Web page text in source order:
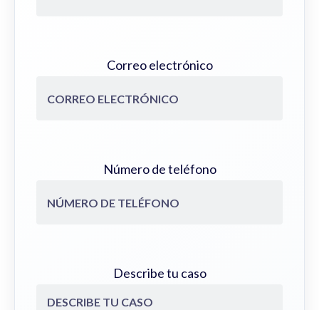
Correo electrónico
Número de teléfono
Describe tu caso